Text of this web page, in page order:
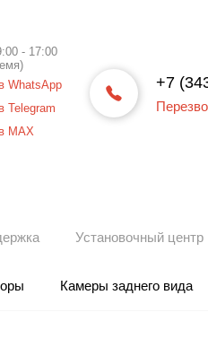
- 17:00
WhatsApp
Telegram
в МАХ
+7
Установочный центр
Камеры заднего вида